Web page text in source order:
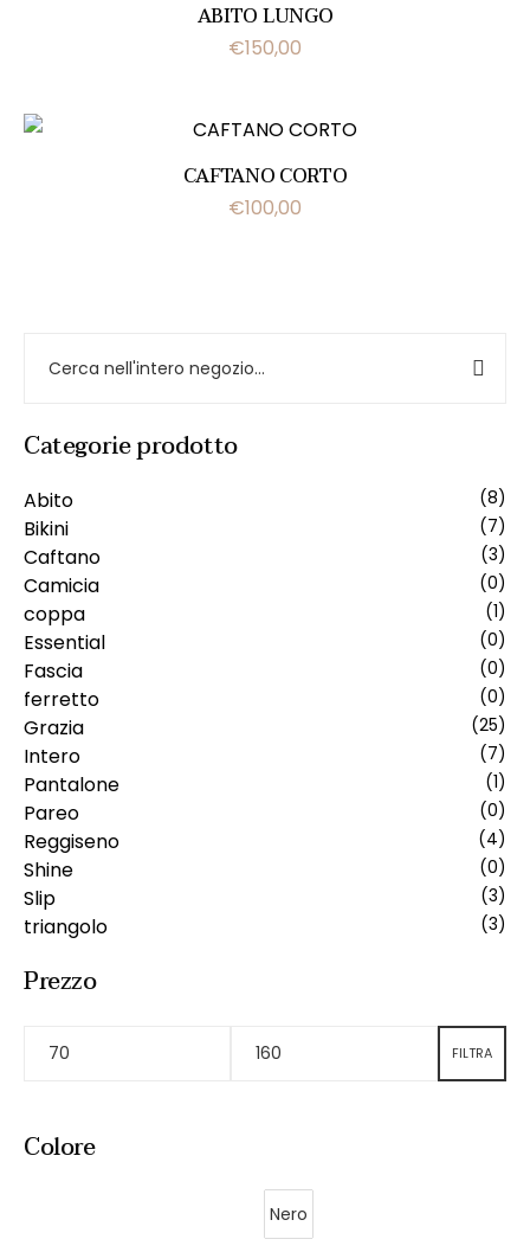
Categorie prodotto
Abito (8)
Bikini (7)
Caftano (3)
Camicia (0)
coppa (1)
Essential (0)
Fascia (0)
ferretto (0)
Grazia (25)
Intero (7)
Pantalone (1)
Pareo (0)
Reggiseno (4)
Shine (0)
Slip (3)
triangolo (3)
Prezzo
FILTRA
Colore
Nero
ABITO LUNGO
€150,00
CAFTANO CORTO
€100,00